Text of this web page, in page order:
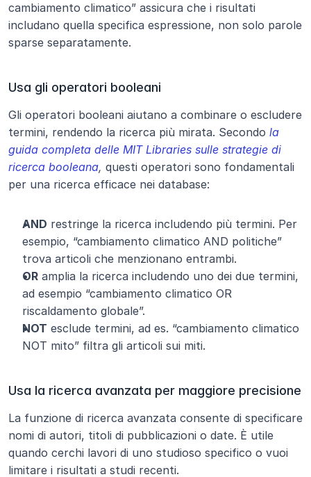
cambiamento climatico” assicura che i risultati
includano quella specifica espressione, non solo parole
sparse separatamente.
Usa gli operatori booleani
Gli operatori booleani aiutano a combinare o escludere
termini, rendendo la ricerca più mirata. Secondo la
guida completa delle MIT Libraries sulle strategie di
ricerca booleana, questi operatori sono fondamentali
per una ricerca efficace nei database:
AND restringe la ricerca includendo più termini. Per
esempio, “cambiamento climatico AND politiche”
trova articoli che menzionano entrambi.
OR amplia la ricerca includendo uno dei due termini,
ad esempio “cambiamento climatico OR
riscaldamento globale”.
NOT esclude termini, ad es. “cambiamento climatico
NOT mito” filtra gli articoli sui miti.
Usa la ricerca avanzata per maggiore precisione
La funzione di ricerca avanzata consente di specificare
nomi di autori, titoli di pubblicazioni o date. È utile
quando cerchi lavori di uno studioso specifico o vuoi
limitare i risultati a studi recenti.